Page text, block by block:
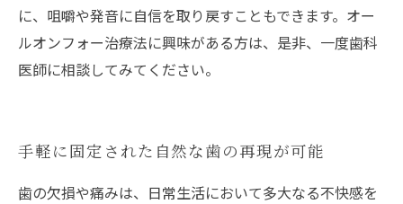
に、咀嚼や発音に自信を取り戻すこともできます。オー
ルオンフォー治療法に興味がある方は、是非、一度歯科
医師に相談してみてください。
手軽に固定された自然な歯の再現が可能
歯の欠損や痛みは、日常生活において多大なる不快感を